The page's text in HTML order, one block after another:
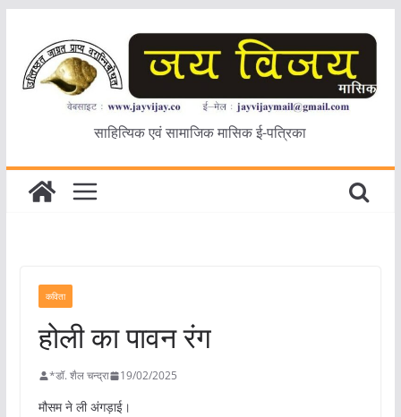
content
साहित्यिक एवं सामाजिक मासिक ई-पत्रिका
कविता
होली का पावन रंग
*डॉ. शैल चन्द्रा 19/02/2025
मौसम ने ली अंगड़ाई।